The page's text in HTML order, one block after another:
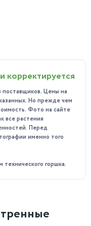
Колумелла
для дыхания. Кроме
вдохновения и
20 до 22 градусов
просохнуть между
пересаживают
корректируется
поставщиков. Цены на
Но прежде чем
Фото на сайте
все растения
Перед
именно того
технического горшка.